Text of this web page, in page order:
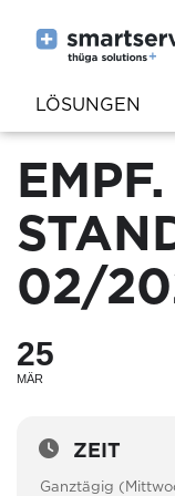
LÖSUNGEN
02/
25
MÄR
ZEIT
Ganztägig